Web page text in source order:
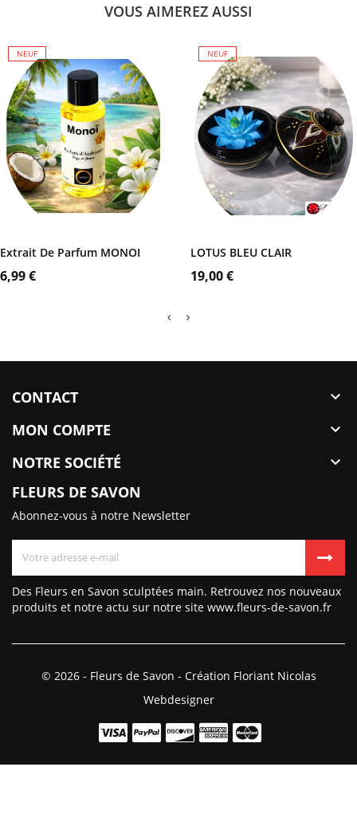
VOUS AIMEREZ AUSSI
NEUF
Extrait De Parfum MONOI
Prix
6,99 €
NEUF
Coffret
Noir
LOTUS BLEU CLAIR
Prix
19,00 €
CONTACT

MON COMPTE

NOTRE SOCIÉTÉ

FLEURS DE SAVON
Abonnez-vous à notre Newsletter
Des Fleurs en Savon sculptées main. Retrouvez nos nouveaux
produits et notre actu sur notre site www.fleurs-de-savon.fr
© 2026 - Fleurs de Savon - Création Floriant Nicolas
Webdesigner